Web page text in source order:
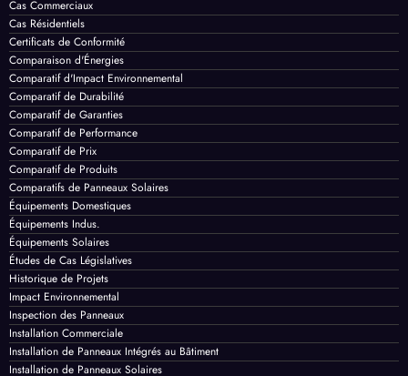
Accessoires de Montage
Avancées Récentes
Calcul des Coûts
Cas Commerciaux
Cas Résidentiels
Certificats de Conformité
Comparaison d'Énergies
Comparatif d'Impact Environnemental
Comparatif de Durabilité
Comparatif de Garanties
Comparatif de Performance
Comparatif de Prix
Comparatif de Produits
Comparatifs de Panneaux Solaires
Équipements Domestiques
Équipements Indus.
Équipements Solaires
Études de Cas Législatives
Historique de Projets
Impact Environnemental